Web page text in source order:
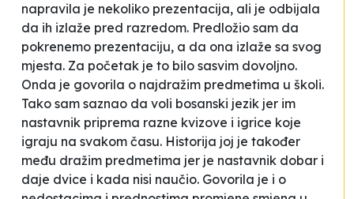
napravila je nekoliko prezentacija, ali je odbijala
da ih izlaže pred razredom. Predložio sam da
pokrenemo prezentaciju, a da ona izlaže sa svog
mjesta. Za početak je to bilo sasvim dovoljno.
Onda je govorila o najdražim predmetima u školi.
Tako sam saznao da voli bosanski jezik jer im
nastavnik priprema razne kvizove i igrice koje
igraju na svakom času. Historija joj je također
među dražim predmetima jer je nastavnik dobar i
daje dvice i kada nisi naučio. Govorila je i o